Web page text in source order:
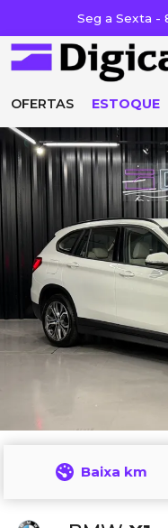
Seg a Sexta -
OFERTAS ESTOQUE
Baixa km